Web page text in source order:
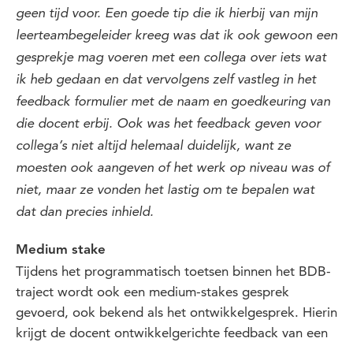
geen tijd voor. Een goede tip die ik hierbij van mijn
leerteambegeleider kreeg was dat ik ook gewoon een
gesprekje mag voeren met een collega over iets wat
ik heb gedaan en dat vervolgens zelf vastleg in het
feedback formulier met de naam en goedkeuring van
die docent erbij. Ook was het feedback geven voor
collega’s niet altijd helemaal duidelijk, want ze
moesten ook aangeven of het werk op niveau was of
niet, maar ze vonden het lastig om te bepalen wat
dat dan precies inhield.
Medium stake
Tijdens het programmatisch toetsen binnen het BDB-
traject wordt ook een medium-stakes gesprek
gevoerd, ook bekend als het ontwikkelgesprek. Hierin
krijgt de docent ontwikkelgerichte feedback van een